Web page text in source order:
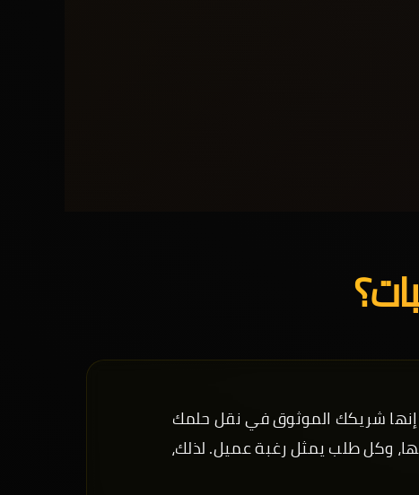
شريكك الموثوق في نقل حلمك
وكل طلب يمثل رغبة عميل. لذلك،